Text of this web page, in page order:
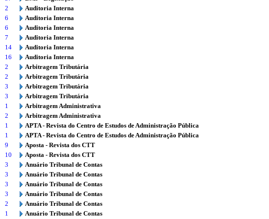
2
Auditoria Interna
6
Auditoria Interna
6
Auditoria Interna
7
Auditoria Interna
14
Auditoria Interna
16
Auditoria Interna
2
Arbitragem Tributária
2
Arbitragem Tributária
3
Arbitragem Tributária
3
Arbitragem Tributária
1
Arbitragem Administrativa
2
Arbitragem Administrativa
1
APTA - Revista do Centro de Estudos de Administração Pública
1
APTA - Revista do Centro de Estudos de Administração Pública
9
Aposta - Revista dos CTT
10
Aposta - Revista dos CTT
3
Anuário Tribunal de Contas
3
Anuário Tribunal de Contas
3
Anuário Tribunal de Contas
3
Anuário Tribunal de Contas
2
Anuário Tribunal de Contas
1
Anuário Tribunal de Contas